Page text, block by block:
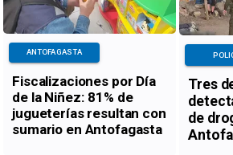
Fiscalizaciones por Día
de la Niñez: 81% de
jugueterías resultan con
sumario en Antofagasta
ANTOFAGASTA
Tres
de